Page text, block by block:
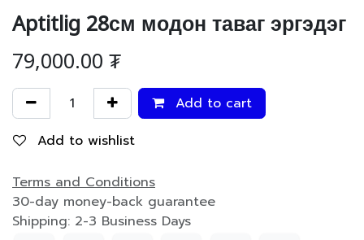
Aptitlig 28см модон таваг эргэдэг
79,000.00₮
Add to cart
Add to wishlist
Terms and Conditions
30-day money-back guarantee
Shipping: 2-3 Business Days